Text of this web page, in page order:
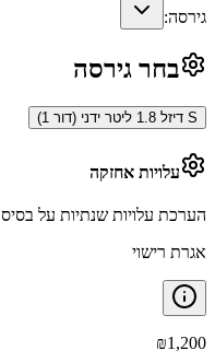
גירסה:
בחר גירסה
S דיזל 1.8 ליטר ידני (דור 1)
עלויות אחזקה
הערכת עלויות שנתיות על בסיס 15,000 ק״מ בשנה
אגרת רישוי
₪1,200